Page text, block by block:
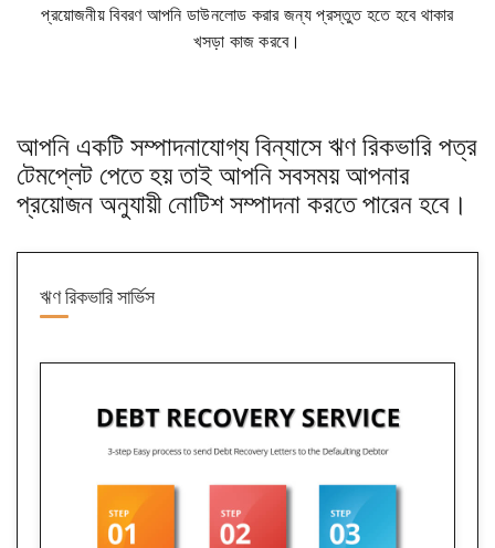
প্রয়োজনীয় বিবরণ আপনি ডাউনলোড করার জন্য প্রস্তুত হতে হবে থাকার
খসড়া কাজ করবে।
আপনি একটি সম্পাদনাযোগ্য বিন্যাসে ঋণ রিকভারি পত্র
টেমপ্লেট পেতে হয় তাই আপনি সবসময় আপনার
প্রয়োজন অনুযায়ী নোটিশ সম্পাদনা করতে পারেন হবে।
ঋণ রিকভারি সার্ভিস